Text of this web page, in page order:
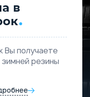
в
Вы получаете
резины